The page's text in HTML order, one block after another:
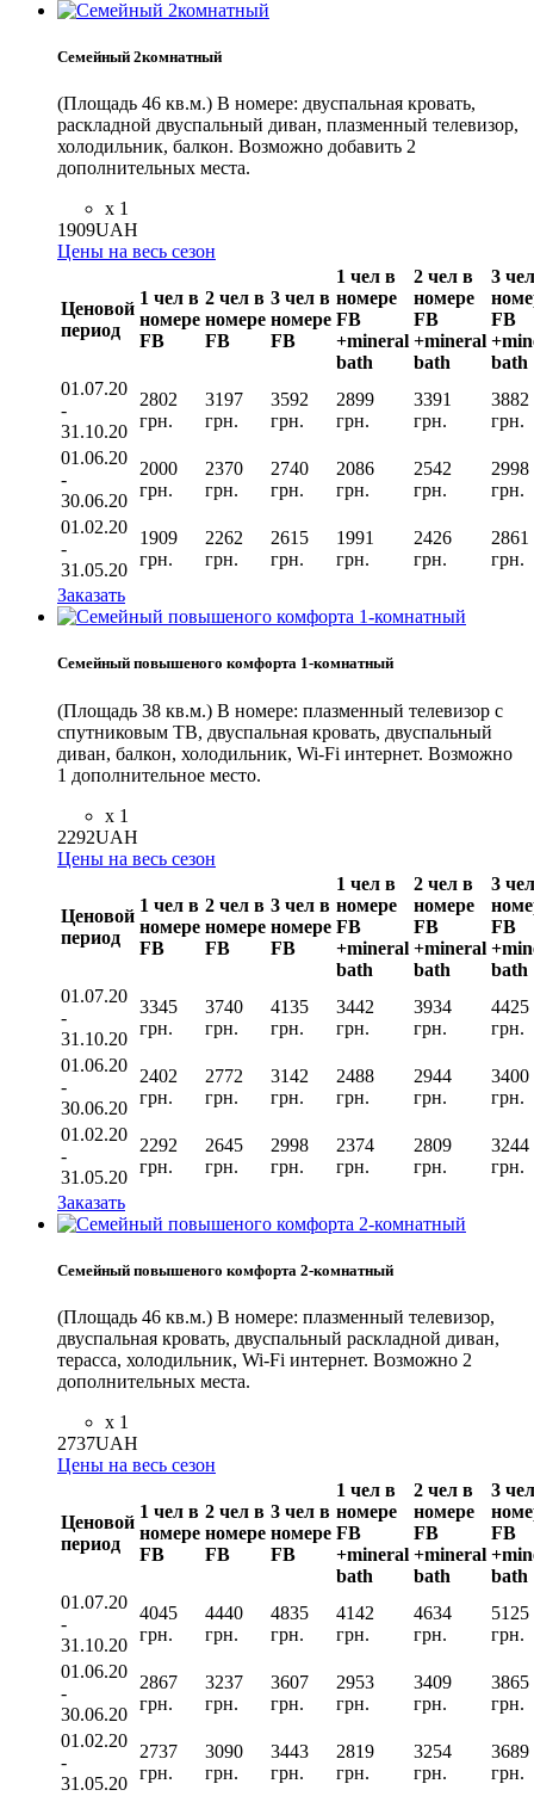
Семейный 2комнатный
(Площадь 46 кв.м.) В номере: двуспальная кровать,
раскладной двуспальный диван, плазменный телевизор,
холодильник, балкон. Возможно добавить 2
дополнительных места.
x 1
1909UAH
Цены на весь сезон
Ценовой
период
1 чел в
номере
FВ
2 чел в
номере
FВ
3 чел в
номере
FВ
1 чел в
номере
FB
+mineral
bath
2 чел в
номере
FB
+mineral
bath
3
FB
bath
01.07.20
-
31.10.20
2802
грн.
3197
грн.
3592
грн.
2899
грн.
3391
грн.
3882
грн.
01.06.20
-
30.06.20
2000
грн.
2370
грн.
2740
грн.
2086
грн.
2542
грн.
2998
грн.
01.02.20
-
31.05.20
1909
грн.
2262
грн.
2615
грн.
1991
грн.
2426
грн.
2861
грн.
Заказать
Семейный повышеного комфорта 1-комнатный
(Площадь 38 кв.м.) В номере: плазменный телевизор с
спутниковым ТВ, двуспальная кровать, двуспальный
диван, балкон, холодильник, Wi-Fi интернет. Возможно
1 дополнительное место.
x 1
2292UAH
Цены на весь сезон
Ценовой
период
1 чел в
номере
FВ
2 чел в
номере
FВ
3 чел в
номере
FВ
1 чел в
номере
FB
+mineral
bath
2 чел в
номере
FB
+mineral
bath
3
FB
bath
01.07.20
-
31.10.20
3345
грн.
3740
грн.
4135
грн.
3442
грн.
3934
грн.
4425
грн.
01.06.20
-
30.06.20
2402
грн.
2772
грн.
3142
грн.
2488
грн.
2944
грн.
3400
грн.
01.02.20
-
31.05.20
2292
грн.
2645
грн.
2998
грн.
2374
грн.
2809
грн.
3244
грн.
Заказать
Семейный повышеного комфорта 2-комнатный
(Площадь 46 кв.м.) В номере: плазменный телевизор,
двуспальная кровать, двуспальный раскладной диван,
терасса, холодильник, Wi-Fi интернет. Возможно 2
дополнительных места.
x 1
2737UAH
Цены на весь сезон
Ценовой
период
1 чел в
номере
FВ
2 чел в
номере
FВ
3 чел в
номере
FВ
1 чел в
номере
FB
+mineral
bath
2 чел в
номере
FB
+mineral
bath
3
FB
bath
01.07.20
-
31.10.20
4045
грн.
4440
грн.
4835
грн.
4142
грн.
4634
грн.
5125
грн.
01.06.20
-
30.06.20
2867
грн.
3237
грн.
3607
грн.
2953
грн.
3409
грн.
3865
грн.
01.02.20
-
31.05.20
2737
грн.
3090
грн.
3443
грн.
2819
грн.
3254
грн.
3689
грн.